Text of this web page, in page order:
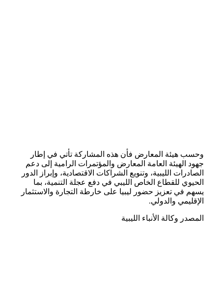
وحسب هيئة المعارض فأن هذه المشاركة تأتي في إطار
جهود الهيئة العامة المعارض والمؤتمرات الرامية إلى دعم
الصادرات الليبية، وتنويع الشراكات الاقتصادية، وإبراز الدور
الحيوي للقطاع الخاص الليبي في دفع عجلة التنمية، بما
يسهم في تعزيز حضور ليبيا على خارطة التجارة والاستثمار
الإقليمي والدولي.
المصدر وكالة الأنباء الليبية